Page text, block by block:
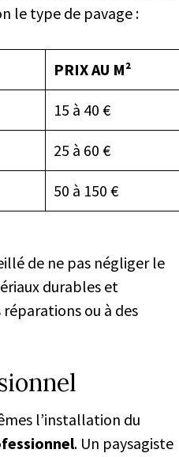
le type de pavage :
PRIX AU M²
15 à 40 €
25 à 60 €
50 à 150 €
de ne pas négliger le
durables et
ou à des
l’installation du
. Un paysagiste